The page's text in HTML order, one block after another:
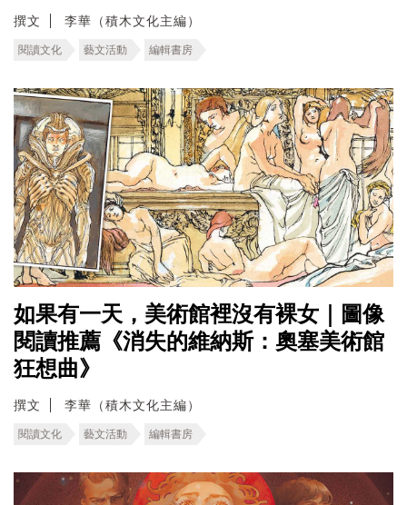
撰文 李華（積木文化主編）
閱讀文化 藝文活動 編輯書房
如果有一天，美術館裡沒有裸女｜圖像
閱讀推薦《消失的維納斯：奧塞美術館
狂想曲》
撰文 李華（積木文化主編）
閱讀文化 藝文活動 編輯書房